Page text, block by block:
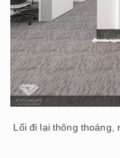
Lối đi lại thông thoáng,